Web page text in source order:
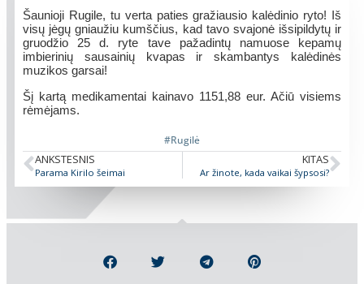
Šaunioji Rugile, tu verta paties gražiausio kalėdinio ryto! Iš
visų jėgų gniaužiu kumščius, kad tavo svajonė išsipildytų ir
gruodžio 25 d. ryte tave pažadintų namuose kepamų
imbierinių sausainių kvapas ir skambantys kalėdinės
muzikos garsai!
Šį kartą medikamentai kainavo 1151,88 eur. Ačiū visiems
rėmėjams.
#Rugilė
ANKSTESNIS
Parama Kirilo šeimai
KITAS
Ar žinote, kada vaikai šypsosi?